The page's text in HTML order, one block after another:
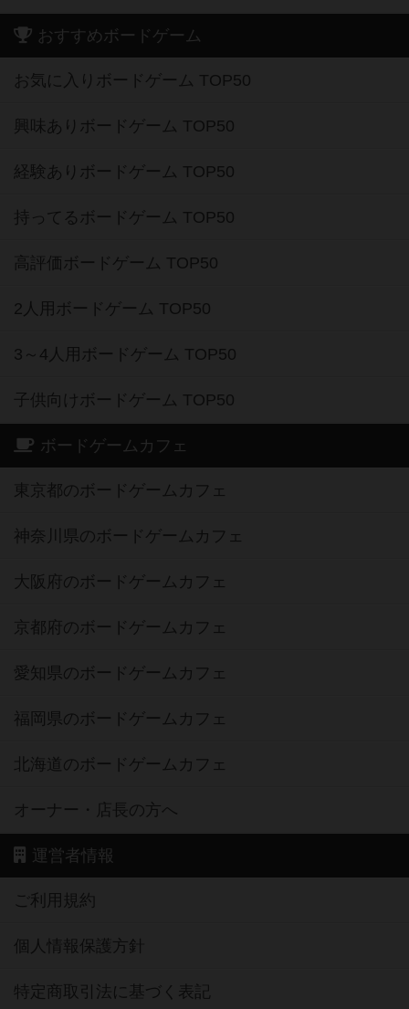
おすすめボードゲーム
お気に入りボードゲーム TOP50
興味ありボードゲーム TOP50
経験ありボードゲーム TOP50
持ってるボードゲーム TOP50
高評価ボードゲーム TOP50
2人用ボードゲーム TOP50
3～4人用ボードゲーム TOP50
子供向けボードゲーム TOP50
ボードゲームカフェ
東京都のボードゲームカフェ
神奈川県のボードゲームカフェ
大阪府のボードゲームカフェ
京都府のボードゲームカフェ
愛知県のボードゲームカフェ
福岡県のボードゲームカフェ
北海道のボードゲームカフェ
オーナー・店長の方へ
運営者情報
ご利用規約
個人情報保護方針
特定商取引法に基づく表記